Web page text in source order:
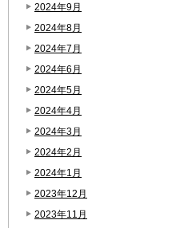
2024年9月
2024年8月
2024年7月
2024年6月
2024年5月
2024年4月
2024年3月
2024年2月
2024年1月
2023年12月
2023年11月